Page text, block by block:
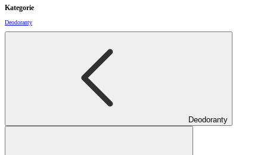
Kategorie
Deodoranty
Deodoranty